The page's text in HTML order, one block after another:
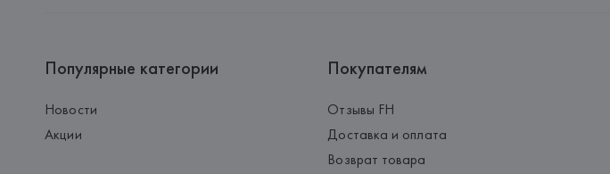
Популярные категории
Новости
Акции
Покупателям
Отзывы FH
Доставка и оплата
Возврат товара